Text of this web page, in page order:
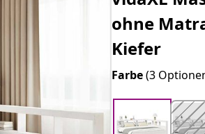
ohne
Kiefer
Farbe(3